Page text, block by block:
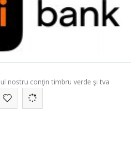
nostru conţin timbru verde şi tva